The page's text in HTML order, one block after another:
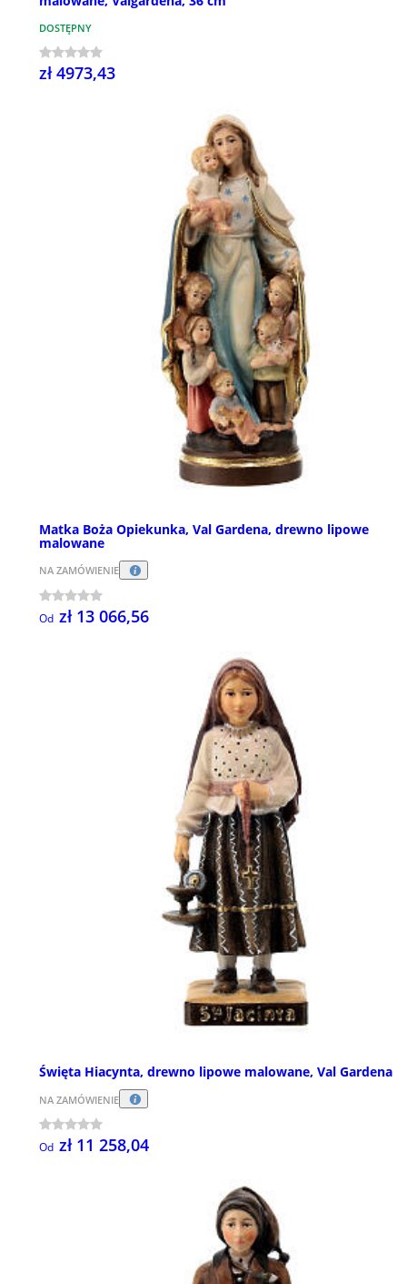
DOSTĘPNY
zł 4973,43
Matka Boża Opiekunka, Val Gardena, drewno lipowe
malowane
NA ZAMÓWIENIE
Od zł 13 066,56
Święta Hiacynta, drewno lipowe malowane, Val Gardena
NA ZAMÓWIENIE
Od zł 11 258,04